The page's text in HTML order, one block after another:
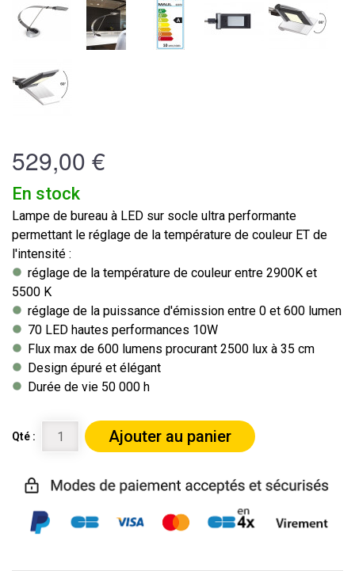
529,00 €
En stock
Lampe de bureau à LED sur socle ultra performante
permettant le réglage de la température de couleur ET de
l'intensité :
réglage de la température de couleur entre 2900K et
5500 K
réglage de la puissance d'émission entre 0 et 600 lumen
70 LED hautes performances 10W
Flux max de 600 lumens procurant 2500 lux à 35 cm
Design épuré et élégant
Durée de vie 50 000 h
Qté : Ajouter au panier